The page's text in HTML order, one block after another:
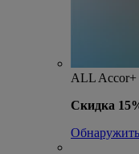
ALL Accor+
Скидка
Обнаружить